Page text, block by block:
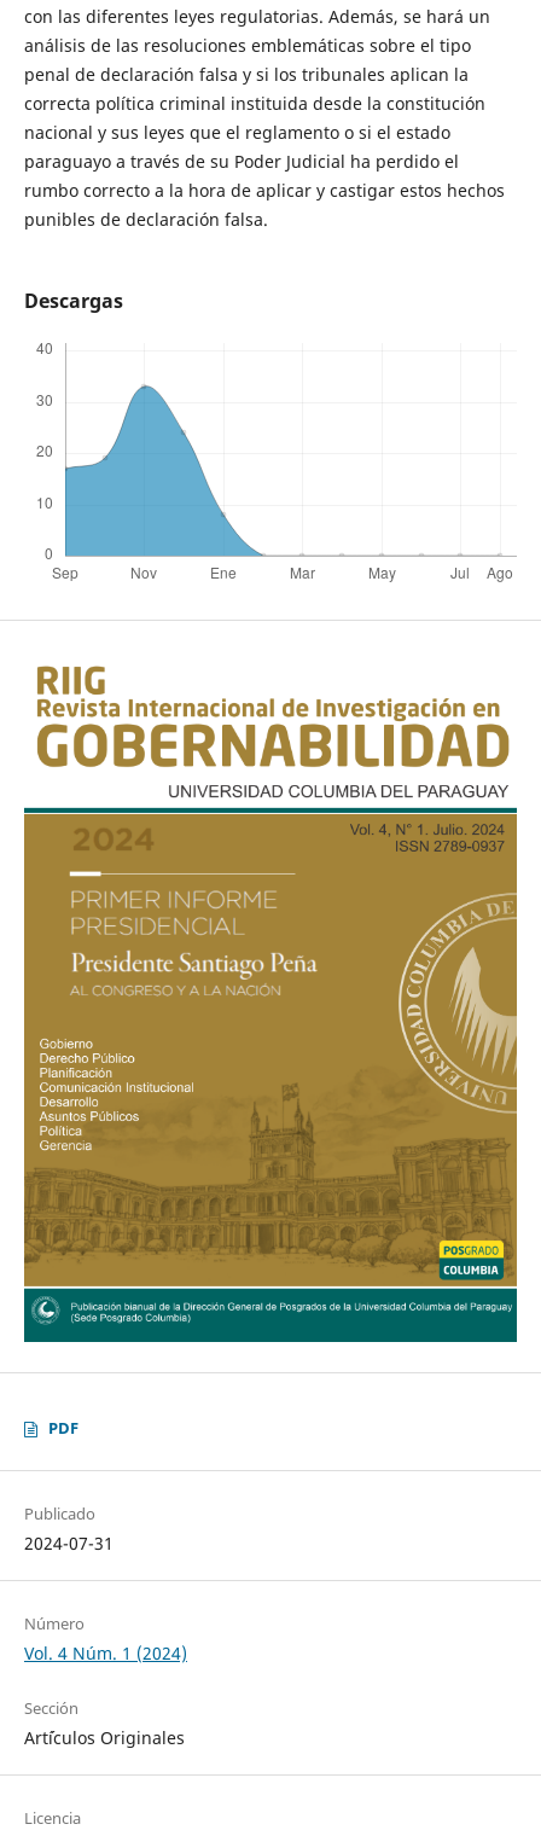
con las diferentes leyes regulatorias. Además, se hará un
análisis de las resoluciones emblemáticas sobre el tipo
penal de declaración falsa y si los tribunales aplican la
correcta política criminal instituida desde la constitución
nacional y sus leyes que el reglamento o si el estado
paraguayo a través de su Poder Judicial ha perdido el
rumbo correcto a la hora de aplicar y castigar estos hechos
punibles de declaración falsa.
Descargas
PDF
Publicado
2024-07-31
Número
Vol. 4 Núm. 1 (2024)
Sección
Art´ículos Originales
Licencia